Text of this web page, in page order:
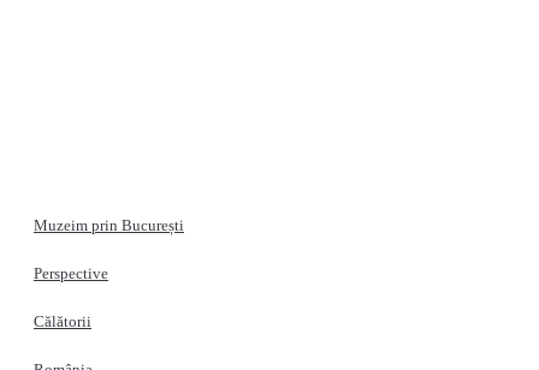
Muzeim prin București
Perspective
Călătorii